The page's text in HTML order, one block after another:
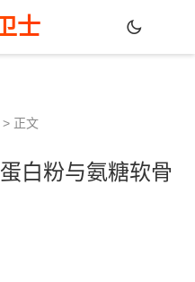
士
> 正文
白粉与氨糖软骨